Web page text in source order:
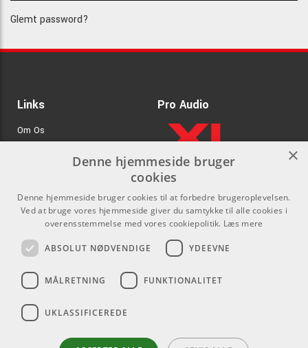
Glemt password?
Links
Om Os
GDPR & Cookies
Pro Audio
.
Kontakt
Som privatperson kan du ikke
købe på denne hjemmeside, alt
forhandlere.
info@emnordic.dk
Sociale medier
×
Denne hjemmeside bruger
cookies
Denne hjemmeside bruger cookies til at forbedre brugeroplevelsen.
Ved at bruge vores hjemmeside giver du samtykke til alle cookies i
overensstemmelse med vores cookiepolitik. Læs mere
ABSOLUT NØDVENDIGE YDEEVNE
MÅLRETNING FUNKTIONALITET
UKLASSIFICEREDE